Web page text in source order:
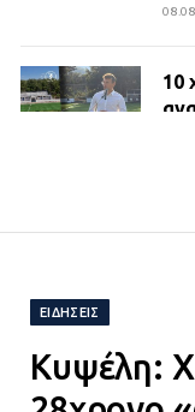
10
ΕΙΔΉΣΕΙΣ
Κυψέλη: